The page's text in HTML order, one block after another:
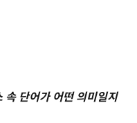
단어가 어떤 의미일지